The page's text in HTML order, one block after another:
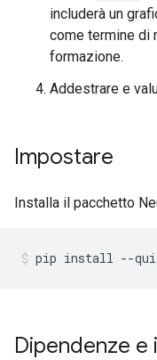
includerà un
come termine di
formazione.
Addestrare e
Impostare
Installa il pacchetto
pip install --
Dipendenze